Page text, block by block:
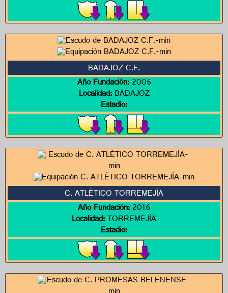
BADAJOZ C.F.
Año Fundación:2006
Localidad:BADAJOZ
Estadio:
C. ATLÉTICO TORREMEJÍA
Año Fundación:2016
Localidad:TORREMEJÍA
Estadio: